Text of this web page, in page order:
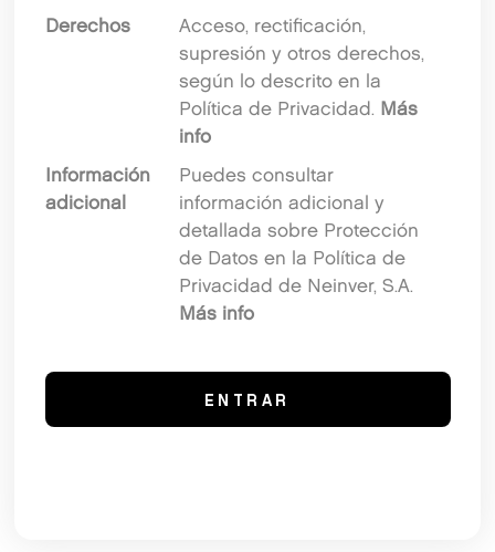
Derechos
Acceso, rectificación,
supresión y otros derechos,
según lo descrito en la
Política de Privacidad. Más
info
Información
adicional
Puedes consultar
información adicional y
detallada sobre Protección
de Datos en la Política de
Privacidad de Neinver, S.A.
Más info